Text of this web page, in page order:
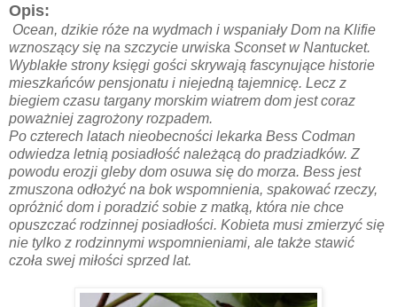
Opis:
Ocean, dzikie róże na wydmach i wspaniały Dom na Klifie
wznoszący się na szczycie urwiska Sconset w Nantucket.
Wyblakłe strony księgi gości skrywają fascynujące historie
mieszkańców pensjonatu i niejedną tajemnicę. Lecz z
biegiem czasu targany morskim wiatrem dom jest coraz
poważniej zagrożony rozpadem.
Po czterech latach nieobecności lekarka Bess Codman
odwiedza letnią posiadłość należącą do pradziadków. Z
powodu erozji gleby dom osuwa się do morza. Bess jest
zmuszona odłożyć na bok wspomnienia, spakować rzeczy,
opróżnić dom i poradzić sobie z matką, która nie chce
opuszczać rodzinnej posiadłości. Kobieta musi zmierzyć się
nie tylko z rodzinnymi wspomnieniami, ale także stawić
czoła swej miłości sprzed lat.